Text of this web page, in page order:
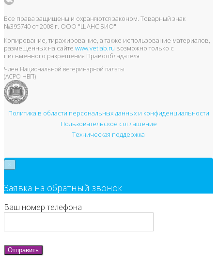
Все права защищены и охраняются законом. Товарный знак
№395740 от 2008 г. ООО "ШАНС БИО"
Копирование, тиражирование, а также использование материалов,
размещенных на сайте www.vetlab.ru возможно только с
письменного разрешения Правообладателя
Член Национальной ветеринарной палаты
(АСРО НВП)
Политика в области персональных данных и конфиденциальности
Пользовательское соглашение
Техническая поддержка
Заявка на обратный звонок
Ваш номер телефона
Отправить